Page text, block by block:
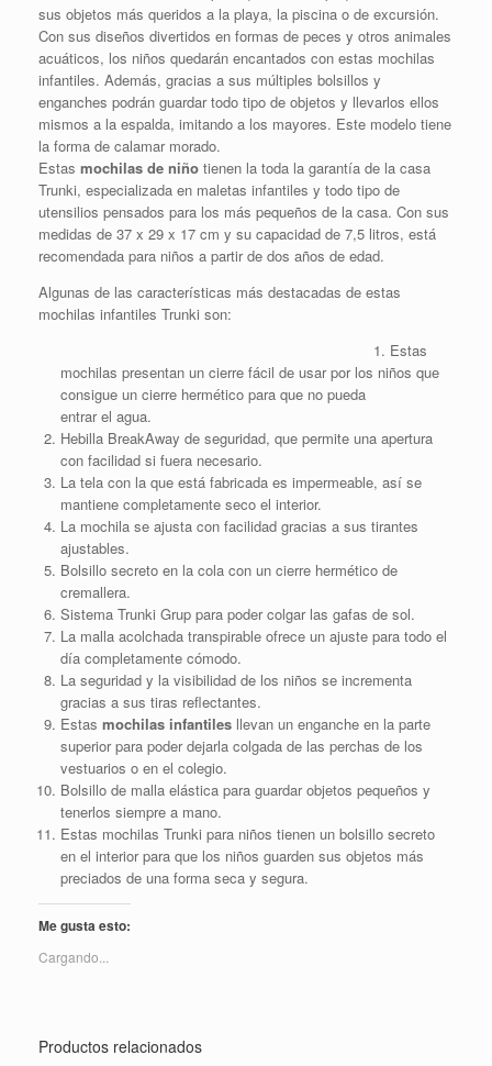
sus objetos más queridos a la playa, la piscina o de excursión.
Con sus diseños divertidos en formas de peces y otros animales
acuáticos, los niños quedarán encantados con estas mochilas
infantiles. Además, gracias a sus múltiples bolsillos y
enganches podrán guardar todo tipo de objetos y llevarlos ellos
mismos a la espalda, imitando a los mayores. Este modelo tiene
la forma de calamar morado.
Estas mochilas de niño tienen la toda la garantía de la casa
Trunki, especializada en maletas infantiles y todo tipo de
utensilios pensados para los más pequeños de la casa. Con sus
medidas de 37 x 29 x 17 cm y su capacidad de 7,5 litros, está
recomendada para niños a partir de dos años de edad.
Algunas de las características más destacadas de estas
mochilas infantiles Trunki son:
Estas
mochilas presentan un cierre fácil de usar por los niños que
consigue un cierre hermético para que no pueda
entrar el agua.
Hebilla BreakAway de seguridad, que permite una apertura
con facilidad si fuera necesario.
La tela con la que está fabricada es impermeable, así se
mantiene completamente seco el interior.
La mochila se ajusta con facilidad gracias a sus tirantes
ajustables.
Bolsillo secreto en la cola con un cierre hermético de
cremallera.
Sistema Trunki Grup para poder colgar las gafas de sol.
La malla acolchada transpirable ofrece un ajuste para todo el
día completamente cómodo.
La seguridad y la visibilidad de los niños se incrementa
gracias a sus tiras reflectantes.
Estas mochilas infantilesllevan un enganche en la parte
superior para poder dejarla colgada de las perchas de los
vestuarios o en el colegio.
Bolsillo de malla elástica para guardar objetos pequeños y
tenerlos siempre a mano.
Estas mochilas Trunki para niños tienen un bolsillo secreto
en el interior para que los niños guarden sus objetos más
preciados de una forma seca y segura.
Me gusta esto:
Cargando...
Productos relacionados